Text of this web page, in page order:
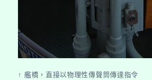
↑ 艦橋，直接以物理性傳聲筒傳達指令